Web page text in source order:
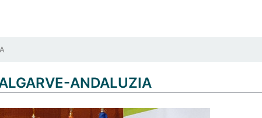
ANDALUZIA